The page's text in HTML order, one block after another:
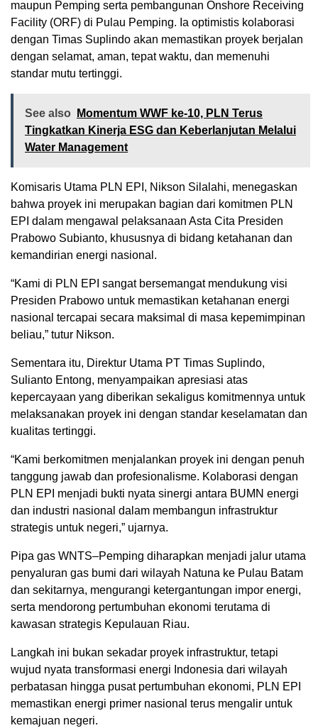
maupun Pemping serta pembangunan Onshore Receiving
Facility (ORF) di Pulau Pemping. Ia optimistis kolaborasi
dengan Timas Suplindo akan memastikan proyek berjalan
dengan selamat, aman, tepat waktu, dan memenuhi
standar mutu tertinggi.
See also
Momentum WWF ke-10, PLN Terus
Tingkatkan Kinerja ESG dan Keberlanjutan Melalui
Water Management
Komisaris Utama PLN EPI, Nikson Silalahi, menegaskan
bahwa proyek ini merupakan bagian dari komitmen PLN
EPI dalam mengawal pelaksanaan Asta Cita Presiden
Prabowo Subianto, khususnya di bidang ketahanan dan
kemandirian energi nasional.
“Kami di PLN EPI sangat bersemangat mendukung visi
Presiden Prabowo untuk memastikan ketahanan energi
nasional tercapai secara maksimal di masa kepemimpinan
beliau,” tutur Nikson.
Sementara itu, Direktur Utama PT Timas Suplindo,
Sulianto Entong, menyampaikan apresiasi atas
kepercayaan yang diberikan sekaligus komitmennya untuk
melaksanakan proyek ini dengan standar keselamatan dan
kualitas tertinggi.
“Kami berkomitmen menjalankan proyek ini dengan penuh
tanggung jawab dan profesionalisme. Kolaborasi dengan
PLN EPI menjadi bukti nyata sinergi antara BUMN energi
dan industri nasional dalam membangun infrastruktur
strategis untuk negeri,” ujarnya.
Pipa gas WNTS–Pemping diharapkan menjadi jalur utama
penyaluran gas bumi dari wilayah Natuna ke Pulau Batam
dan sekitarnya, mengurangi ketergantungan impor energi,
serta mendorong pertumbuhan ekonomi terutama di
kawasan strategis Kepulauan Riau.
Langkah ini bukan sekadar proyek infrastruktur, tetapi
wujud nyata transformasi energi Indonesia dari wilayah
perbatasan hingga pusat pertumbuhan ekonomi, PLN EPI
memastikan energi primer nasional terus mengalir untuk
kemajuan negeri.